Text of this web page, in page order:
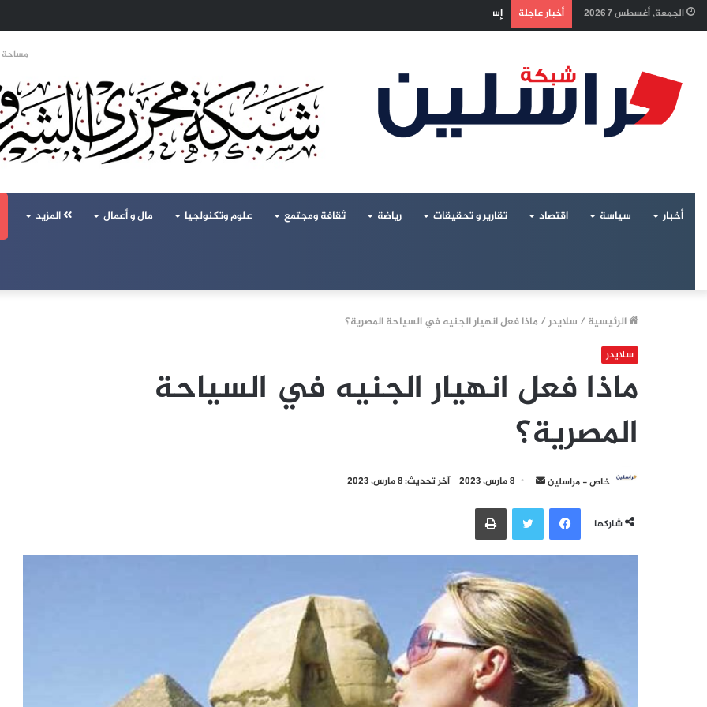
الجمعة, أغسطس 7 2026 أخبار عاجلة إسرائيل تراقب «اتفاق مكة» بقلق.. تحالف تركيا والسعودية وباكستان يفتح أسئلة جديدة حول ميزان القوى الإقليمي
مساحة
أخبار سياسة اقتصاد تقارير و تحقيقات رياضة ثقافة ومجتمع علوم وتكنولجيا مال و أعمال المزيد
الرئيسية / سلايدر/ ماذا فعل انهيار الجنيه في السياحة المصرية؟
سلايدر
ماذا فعل انهيار الجنيه في السياحة
المصرية؟
خاص - مراسلين
أرسل
إلكترونيا
8 مارس، 2023 آخر تحديث: 8 مارس، 2023
شاركها
فيسبوكتويتر طباعة